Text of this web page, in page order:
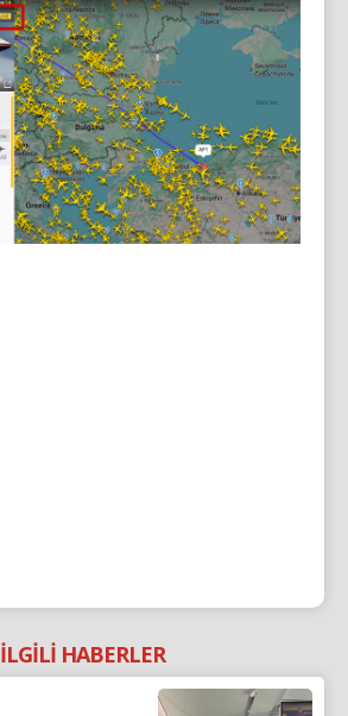
İLGİLİ HABERLER